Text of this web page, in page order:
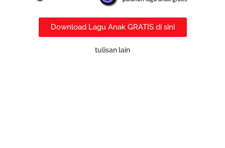
Download Lagu Anak GRATIS di sini
tulisan lain